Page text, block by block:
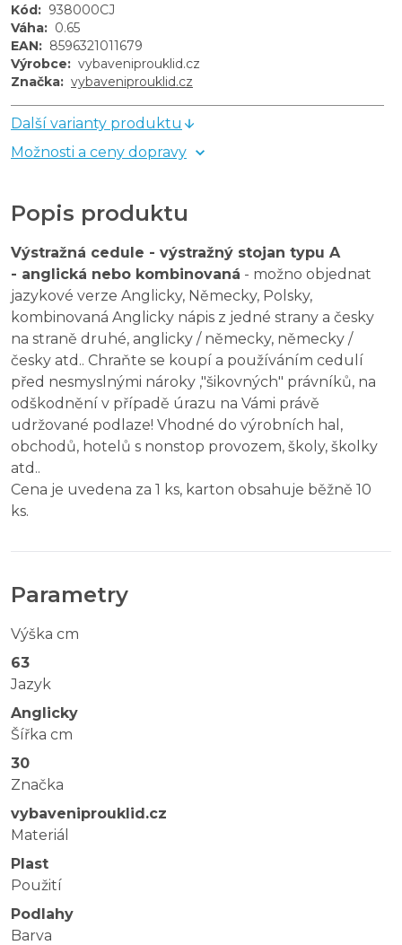
Kód: 938000CJ
Váha: 0.65
EAN: 8596321011679
Výrobce: vybaveniprouklid.cz
Značka: vybaveniprouklid.cz
Další varianty produktu
Možnosti a ceny dopravy
Popis produktu
Výstražná cedule - výstražný stojan typu A
- anglická nebo kombinovaná - možno objednat
jazykové verze Anglicky, Německy, Polsky,
kombinovaná Anglicky nápis z jedné strany a česky
na straně druhé, anglicky / německy, německy /
česky atd.. Chraňte se koupí a používáním cedulí
před nesmyslnými nároky ,"šikovných" právníků, na
odškodnění v případě úrazu na Vámi právě
udržované podlaze! Vhodné do výrobních hal,
obchodů, hotelů s nonstop provozem, školy, školky
atd..
Cena je uvedena za 1 ks, karton obsahuje běžně 10
ks.
Parametry
Výška cm
63
Jazyk
Anglicky
Šířka cm
30
Značka
vybaveniprouklid.cz
Materiál
Plast
Použití
Podlahy
Barva